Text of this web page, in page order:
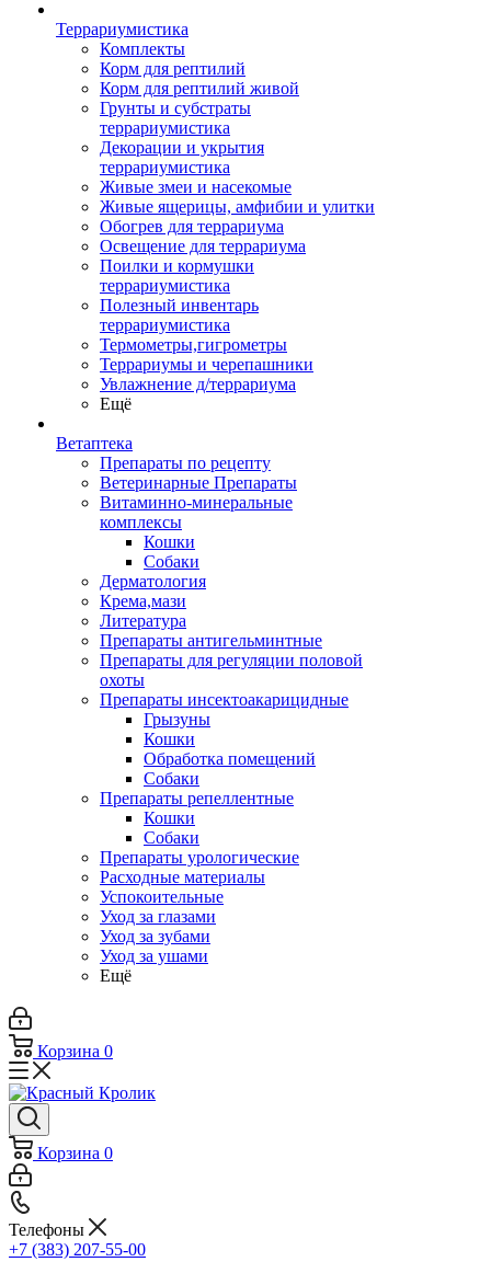
Террариумистика
Комплекты
Корм для рептилий
Корм для рептилий живой
Грунты и субстраты
террариумистика
Декорации и укрытия
террариумистика
Живые змеи и насекомые
Живые ящерицы, амфибии и улитки
Обогрев для террариума
Освещение для террариума
Поилки и кормушки
террариумистика
Полезный инвентарь
террариумистика
Термометры,гигрометры
Террариумы и черепашники
Увлажнение д/террариума
Ещё
Ветаптека
Препараты по рецепту
Ветеринарные Препараты
Витаминно-минеральные
комплексы
Кошки
Собаки
Дерматология
Крема,мази
Литература
Препараты антигельминтные
Препараты для регуляции половой
охоты
Препараты инсектоакарицидные
Грызуны
Кошки
Обработка помещений
Собаки
Препараты репеллентные
Кошки
Собаки
Препараты урологические
Расходные материалы
Успокоительные
Уход за глазами
Уход за зубами
Уход за ушами
Ещё
Корзина 0
Корзина 0
Телефоны
+7 (383) 207-55-00